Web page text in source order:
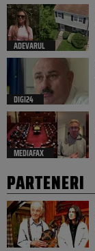
ADEVARUL
DIGI24
MEDIAFAX
PARTENERI